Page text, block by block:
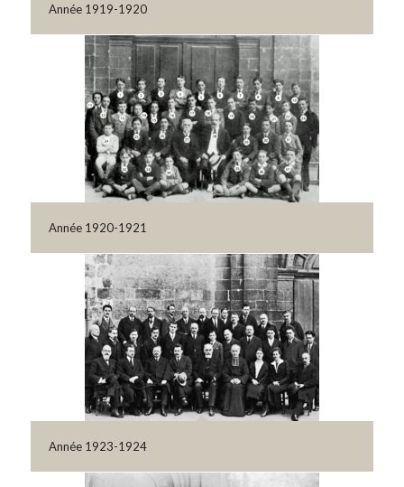
Année 1919-1920
Année 1920-1921
Année 1923-1924